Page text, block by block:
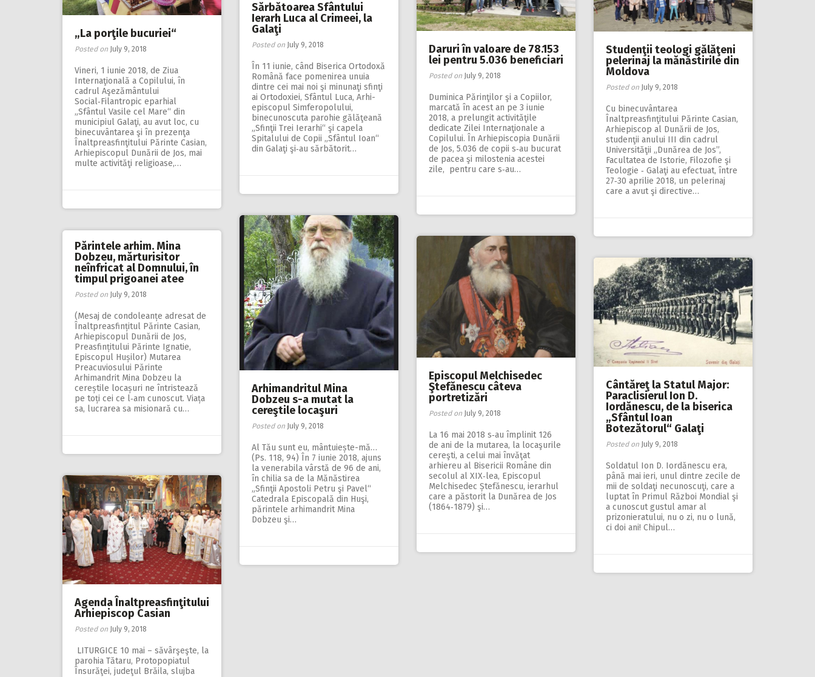
Sărbătoarea Sfântului
Ierarh Luca al Crimeei, la
Galaţi
Posted on July 9, 2018
În 11 iunie, când Biserica Ortodoxă
Română face pomenirea unuia
dintre cei mai noi şi minunaţi sfinţi
ai Ortodoxiei, Sfântul Luca, Arhi­
episcopul Simferopolului,
binecunoscuta parohie gălăţeană
„Sfinţii Trei Ierarhi“ şi capela
Spitalului de Copii „Sfântul Ioan“
din Galaţi şi‑au sărbătorit…
„La porţile bucuriei“
Posted on July 9, 2018
Vineri, 1 iunie 2018, de Ziua
Internaţională a Copilului, în
cadrul Aşezământului
Social‑Filantropic eparhial
„Sfântul Vasile cel Mare“ din
municipiul Galaţi, au avut loc, cu
binecuvântarea şi în prezenţa
Înaltpreasfinţitului Părinte Casian,
Arhiepiscopul Dunării de Jos, mai
multe activităţi religioase,…
Daruri în valoare de 78.153
lei pentru 5.036 beneficiari
Posted on July 9, 2018
Duminica Părinţilor şi a Copiilor,
marcată în acest an pe 3 iunie
2018, a prelungit activităţile
dedicate Zilei Internaţionale a
Copilului. În Arhiepiscopia Dunării
de Jos, 5.036 de copii s‑au bucurat
de pacea şi milostenia acestei
zile, pentru care s‑au…
Studenţii teologi gălăţeni
pelerinaj la mănăstirile din
Moldova
Posted on July 9, 2018
Cu binecuvântarea
Înaltpreasfinţitului Părinte Casian,
Arhiepiscop al Dunării de Jos,
studenţii anului III din cadrul
Universităţii „Dunărea de Jos”,
Facultatea de Istorie, Filozofie şi
Teologie ‑ Galaţi au efectuat, între
27‑30 aprilie 2018, un pelerinaj
care a avut şi directive…
Arhimandritul Mina
Dobzeu s-a mutat la
cereştile locaşuri
Posted on July 9, 2018
Al Tău sunt eu, mântuiește-mă…
(Ps. 118, 94) În 7 iunie 2018, ajuns
la venerabila vârstă de 96 de ani,
în chilia sa de la Mănăstirea
„Sfinţii Apostoli Petru şi Pavel“
Catedrala Episcopală din Huşi,
părintele arhimandrit Mina
Dobzeu şi…
Părintele arhim. Mina
Dobzeu, mărturisitor
neînfricat al Domnului, în
timpul prigoanei atee
Posted on July 9, 2018
(Mesaj de condoleanțe adresat de
Înaltpreasfințitul Părinte Casian,
Arhiepiscopul Dunării de Jos,
Preasfințitului Părinte Ignatie,
Episcopul Hușilor) Mutarea
Preacuviosului Părinte
Arhimandrit Mina Dobzeu la
cereștile locașuri ne întristează
pe toți cei ce l‑am cunoscut. Viața
sa, lucrarea sa misionară cu…
Episcopul Melchisedec
Ştefănescu câteva
portretizări
Posted on July 9, 2018
La 16 mai 2018 s‑au împlinit 126
de ani de la mutarea, la locaşurile
cereşti, a celui mai învăţat
arhiereu al Bisericii Române din
secolul al XIX‑lea, Episcopul
Melchisedec Ștefănescu, ierarhul
care a păstorit la Dunărea de Jos
(1864‑1879) şi…
Cântăreţ la Statul Major:
Paraclisierul Ion D.
Iordănescu, de la biserica
„Sfântul Ioan
Botezătorul“ Galaţi
Posted on July 9, 2018
Soldatul Ion D. Iordănescu era,
până mai ieri, unul dintre zecile de
mii de soldaţi necunoscuţi, care a
luptat în Primul Război Mondial şi
a cunoscut gustul amar al
prizonieratului, nu o zi, nu o lună,
ci doi ani! Chipul…
Agenda Înaltpreasfinţitului
Arhiepiscop Casian
Posted on July 9, 2018
LITURGICE 10 mai – săvârşeşte, la
parohia Tătaru, Protopopiatul
Însurăţei, judeţul Brăila, slujba